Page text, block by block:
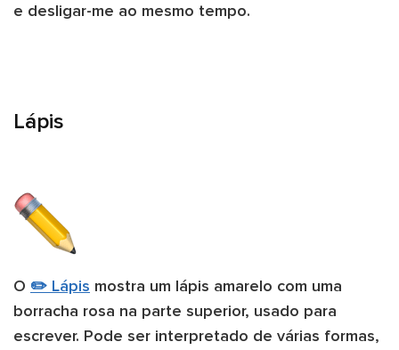
e desligar-me ao mesmo tempo.
Lápis
O ✏️ Lápis mostra um lápis amarelo com uma
borracha rosa na parte superior, usado para
escrever. Pode ser interpretado de várias formas,